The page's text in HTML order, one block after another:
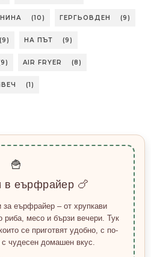
(10) ГЕРГЬОВДЕН (9)
(9) НА ПЪТ (9)
AIR FRYER (8)
(1)
🍟
в еърфрайер 🍗
за еърфрайер – от хрупкави
риба, месо и бързи вечери. Тук
се приготвят удобно, с по-
чудесен домашен вкус.